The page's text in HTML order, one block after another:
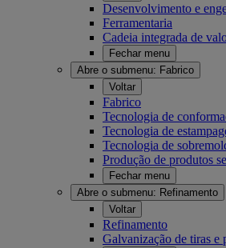
Desenvolvimento e
Ferramentaria
Cadeia integrada de
Fechar menu
Abre o submenu: Fabrico
Voltar
Fabrico
Tecnologia de
Tecnologia de
Tecnologia de
Produção de produtos
Fechar menu
Abre o submenu: Refinamento
Voltar
Refinamento
Galvanização de tiras e